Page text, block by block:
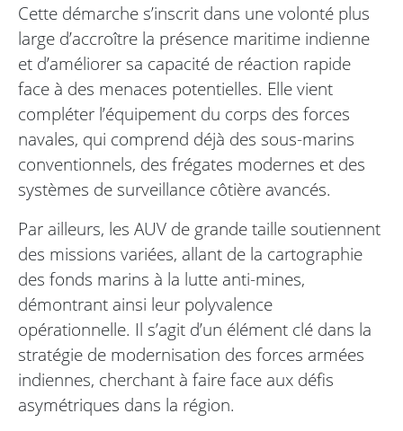
Cette démarche s’inscrit dans une volonté plus
large d’accroître la présence maritime indienne
et d’améliorer sa capacité de réaction rapide
face à des menaces potentielles. Elle vient
compléter l’équipement du corps des forces
navales, qui comprend déjà des sous-marins
conventionnels, des frégates modernes et des
systèmes de surveillance côtière avancés.
Par ailleurs, les AUV de grande taille soutiennent
des missions variées, allant de la cartographie
des fonds marins à la lutte anti-mines,
démontrant ainsi leur polyvalence
opérationnelle. Il s’agit d’un élément clé dans la
stratégie de modernisation des forces armées
indiennes, cherchant à faire face aux défis
asymétriques dans la région.